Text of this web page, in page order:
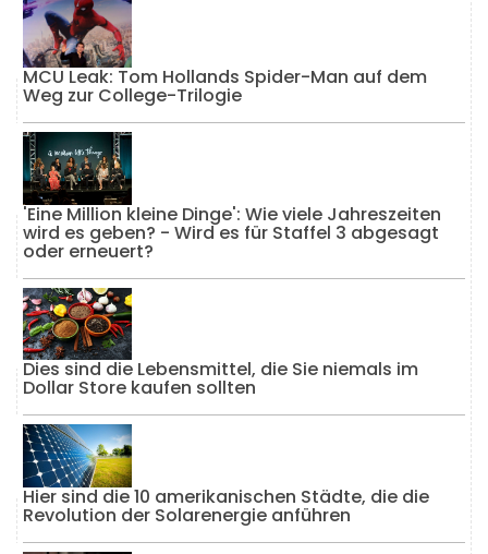
MCU Leak: Tom Hollands Spider-Man auf dem
Weg zur College-Trilogie
'Eine Million kleine Dinge': Wie viele Jahreszeiten
wird es geben? - Wird es für Staffel 3 abgesagt
oder erneuert?
Dies sind die Lebensmittel, die Sie niemals im
Dollar Store kaufen sollten
Hier sind die 10 amerikanischen Städte, die die
Revolution der Solarenergie anführen